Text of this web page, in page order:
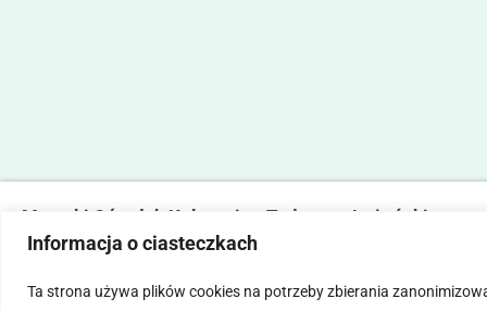
Informacja o ciasteczkach
Ta strona używa plików cookies na potrzeby zbierania
Marecki Ośrodek Kultury im. Tadeusza Lużyńskiego
ul. Fabryczna 2, 05-270 Marki